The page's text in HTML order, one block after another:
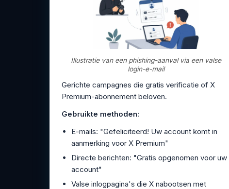
Illustratie van een phishing-aanval via een valse
login-e-mail
Gerichte campagnes die gratis verificatie of X
Premium-abonnement beloven.
Gebruikte methoden:
E-mails: "Gefeliciteerd! Uw account komt in
aanmerking voor X Premium"
Directe berichten: "Gratis opgenomen voor uw
account"
Valse inlogpagina's die X nabootsen met